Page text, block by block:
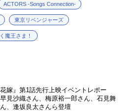
ACTORS -Songs Connection-
東京リベンジャーズ
魔王さま！
花嫁』第1話先行上映イベントレポー
見沙織さん、梅原裕一郎さん、石見舞
、逢坂良太さんら登壇